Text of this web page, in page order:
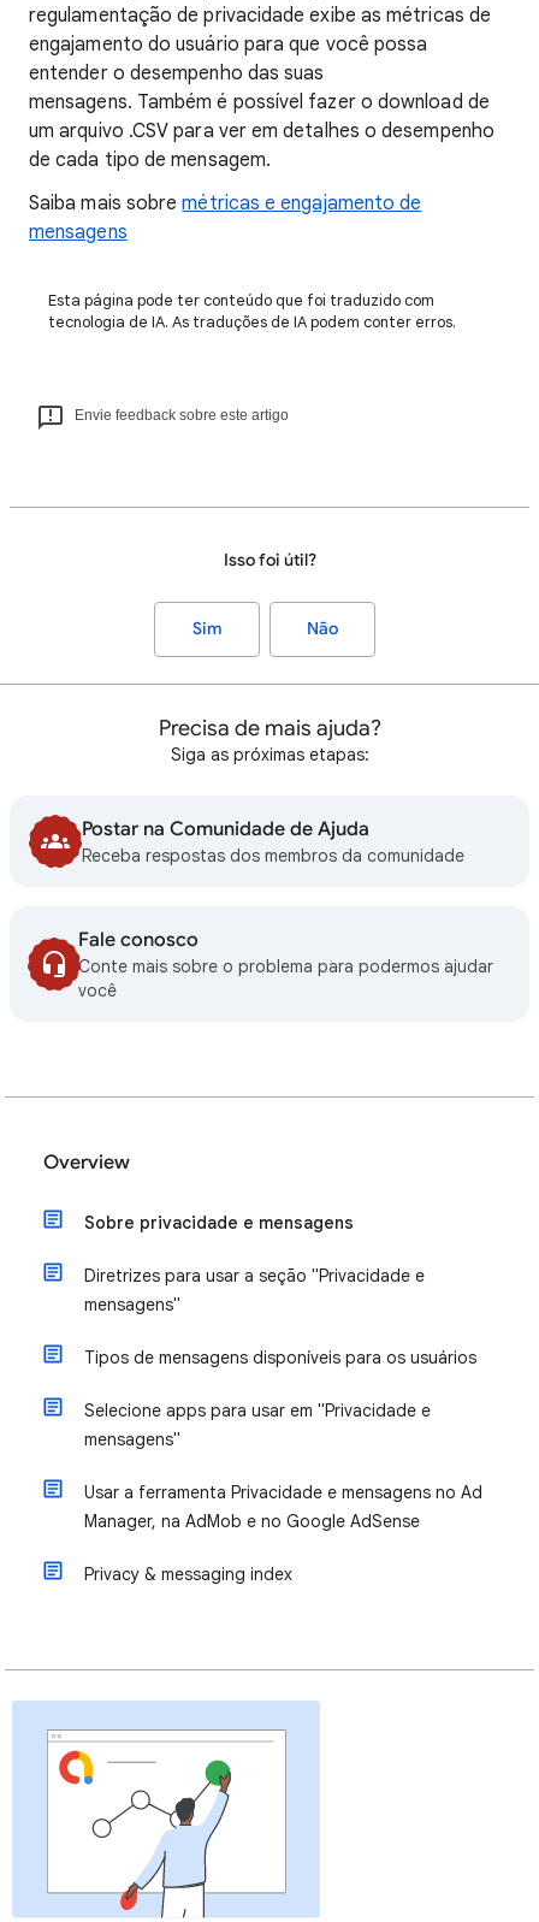
regulamentação de privacidade exibe as métricas de
engajamento do usuário para que você possa
entender o desempenho das suas
mensagens. Também é possível fazer o download de
um arquivo .CSV para ver em detalhes o desempenho
de cada tipo de mensagem.
Saiba mais sobremétricas e engajamento de
mensagens
Esta página pode ter conteúdo que foi traduzido com
tecnologia de IA. As traduções de IA podem conter erros.
Envie feedback sobre este artigo
Isso foi útil?
Sim Não
Precisa de mais ajuda?
Siga as próximas etapas:
Postar na Comunidade de Ajuda
Receba respostas dos membros da comunidade
Fale conosco
Conte mais sobre o problema para podermos ajudar
você
Overview
Sobre privacidade e mensagens
Diretrizes para usar a seção "Privacidade e
mensagens"
Tipos de mensagens disponíveis para os usuários
Selecione apps para usar em "Privacidade e
mensagens"
Usar a ferramenta Privacidade e mensagens no Ad
Manager, na AdMob e no Google AdSense
Privacy & messaging index